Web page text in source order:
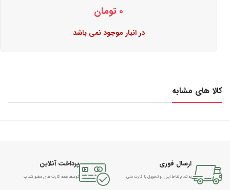
0 تومان
در انبار موجود نمی باشد
کالا های مشابه
ارسال فوری
به تمام نقاط ایران و تحویل با کارت ملی
پرداخت آنلاین
توسط همه کارت های عضو شتاب